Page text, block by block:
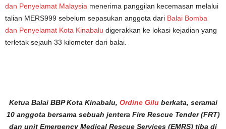
dan Penyelamat Malaysia menerima panggilan kecemasan melalui
talian MERS999 sebelum sepasukan anggota dari Balai Bomba
dan Penyelamat Kota Kinabalu digerakkan ke lokasi kejadian yang
terletak sejauh 33 kilometer dari balai.
Ketua Balai BBP Kota Kinabalu, Ordine Giluberkata, seramai
10 anggota bersama sebuah jentera Fire Rescue Tender (FRT)
dan unit Emergency Medical Rescue Services (EMRS) tiba di